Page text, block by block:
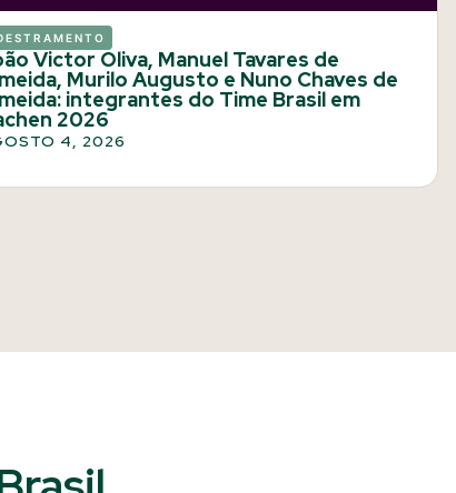
Victor Oliva, Manuel Tavares de
Murilo Augusto e Nuno Chaves de
integrantes do Time Brasil em
2026
4, 2026